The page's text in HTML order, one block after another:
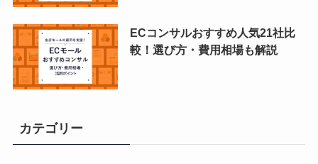
ECコンサルおすすめ人気21社比
較！選び方・費用相場も解説
カテゴリー